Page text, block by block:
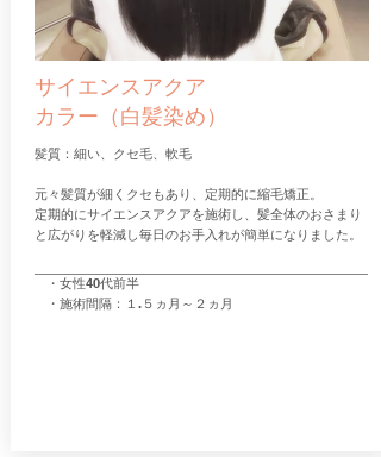
サイエンスアクア
カラー（白髪染め）
髪質：細い、クセ毛、軟毛
元々髪質が細くクセもあり、定期的に縮毛矯正。
​定期的にサイエンスアクアを施術し、髪全体のおさまり
と広がりを軽減し毎日のお手入れが簡単になりました。
・女性40代前半
・施術間隔：１.５ヵ月～２ヵ月